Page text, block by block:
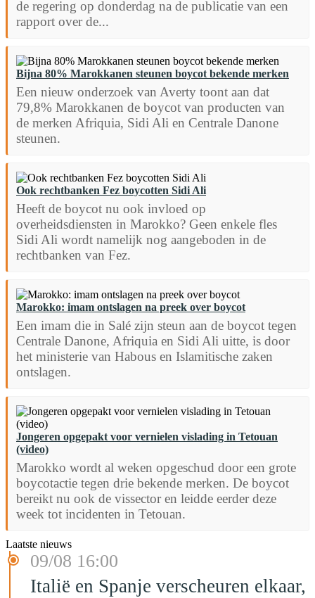
de regering op donderdag na de publicatie van een
rapport over de...
Bijna 80% Marokkanen steunen boycot bekende merken
Een nieuw onderzoek van Averty toont aan dat
79,8% Marokkanen de boycot van producten van
de merken Afriquia, Sidi Ali en Centrale Danone
steunen.
Ook rechtbanken Fez boycotten Sidi Ali
Heeft de boycot nu ook invloed op
overheidsdiensten in Marokko? Geen enkele fles
Sidi Ali wordt namelijk nog aangeboden in de
rechtbanken van Fez.
Marokko: imam ontslagen na preek over boycot
Een imam die in Salé zijn steun aan de boycot tegen
Centrale Danone, Afriquia en Sidi Ali uitte, is door
het ministerie van Habous en Islamitische zaken
ontslagen.
Jongeren opgepakt voor vernielen vislading in Tetouan
(video)
Marokko wordt al weken opgeschud door een grote
boycotactie tegen drie bekende merken. De boycot
bereikt nu ook de vissector en leidde eerder deze
week tot incidenten in Tetouan.
Laatste nieuws
09/08 16:00
Italië en Spanje verscheuren elkaar,